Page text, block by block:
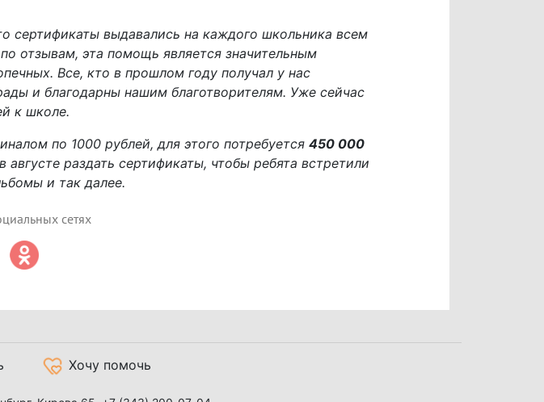
сертификаты выдавались на каждого школьника всем
отзывам, эта помощь является значительным
Все, кто в прошлом году получал у нас
и благодарны нашим благотворителям. Уже сейчас
к школе.
по 1000 рублей, для этого потребуется 450 000
раздать сертификаты, чтобы ребята встретили
и так далее.
сетях
Хочу помочь